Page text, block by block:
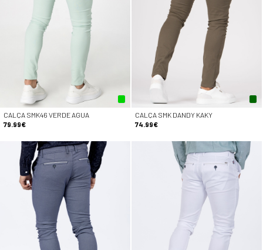
CALÇA SMK46 VERDE AGUA
79.99€
CALÇA SMK DANDY KAKY
74.99€